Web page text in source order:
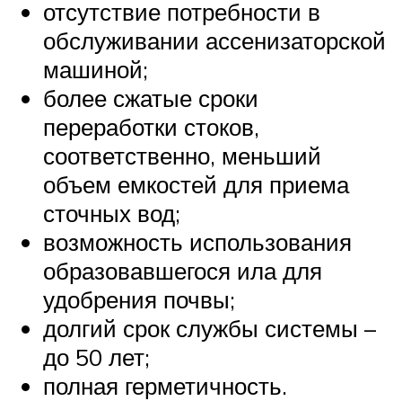
отсутствие потребности в
обслуживании ассенизаторской
машиной;
более сжатые сроки
переработки стоков,
соответственно, меньший
объем емкостей для приема
сточных вод;
возможность использования
образовавшегося ила для
удобрения почвы;
долгий срок службы системы –
до 50 лет;
полная герметичность.